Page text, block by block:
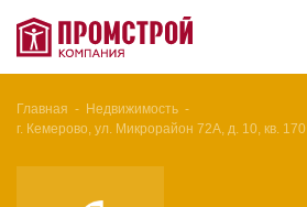
Главная - Недвижимость -
г. Кемерово, ул. Микрорайон 72А, д. 10, кв. 170